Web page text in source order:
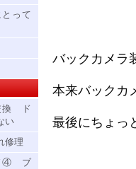
バックカメラ
本来バックカ
最後にちょっ
って
換 ド
い
修理
④ ブ